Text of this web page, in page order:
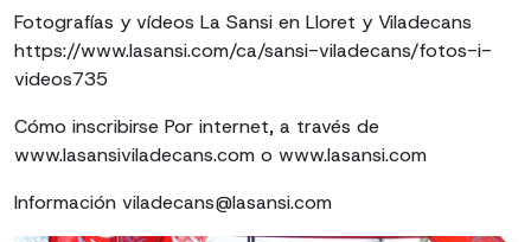
Fotografías y vídeos La Sansi en Lloret y Viladecans
https://www.lasansi.com/ca/sansi-viladecans/fotos-i-
videos735
Cómo inscribirse Por internet, a través de
www.lasansiviladecans.com o www.lasansi.com
Información viladecans@lasansi.com